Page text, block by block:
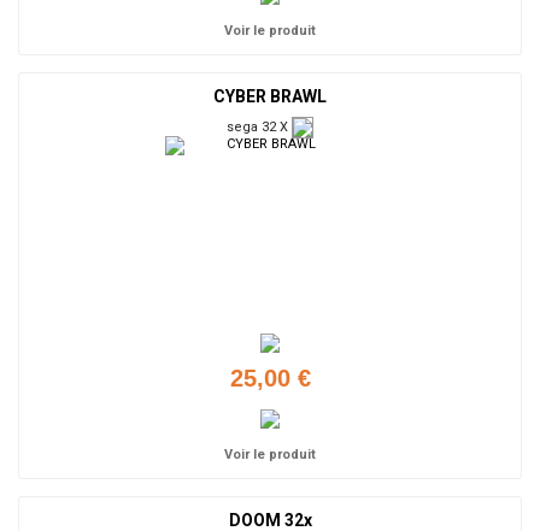
Voir le produit
CYBER BRAWL
sega 32 X
25,00 €
Voir le produit
DOOM 32x